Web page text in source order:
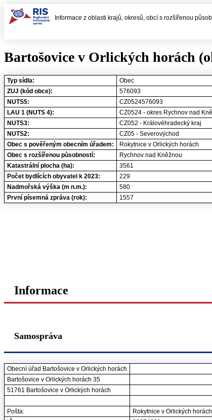
Informace z oblasti krajů, okresů, obcí s rozšířenou
Bartošovice v Orlických horách
Typ sídla:
Obec
ZUJ (kód obce):
576093
NUTS5:
CZ0524576093
LAU 1 (NUTS 4):
CZ0524 - okres Rychnov nad
NUTS3:
CZ052 - Královéhradecký kraj
NUTS2:
CZ05 - Severovýchod
Obec s pověřeným obecním úřadem:
Rokytnice v Orlických horách
Obec s rozšířenou působností:
Rychnov nad Kněžnou
Katastrální plocha (ha):
3561
Počet bydlících obyvatel k 2023:
229
Nadmořská výška (m n.m.):
580
První písemná zpráva (rok):
1557
Informace
Samospráva
Obecní úřad Bartošovice v Orlických horách
Bartošovice v Orlických horách 35
51761 Bartošovice v Orlických horách
Pošta:
Rokytnice v Orlických horách